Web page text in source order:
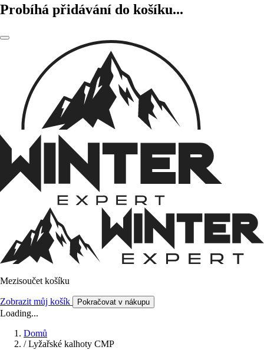
Probíhá přidávání do košíku...
Mezisoučet košíku
Zobrazit můj košík Pokračovat v nákupu
Loading...
Domů
/ Lyžařské kalhoty CMP